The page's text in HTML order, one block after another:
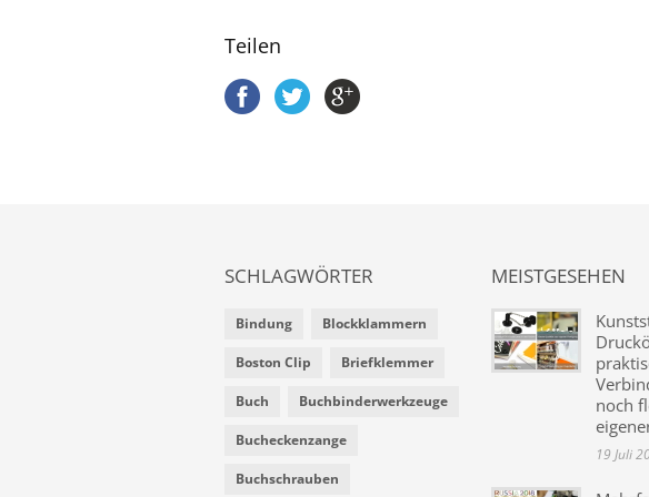
Teilen
SCHLAGWÖRTER
Bindung Blockklammern
Boston Clip Briefklemmer
Buch Buchbinderwerkzeuge
Bucheckenzange
Buchschrauben
MEISTGESEHEN
noch
19 Juli